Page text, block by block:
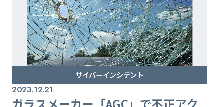
サイバーインシデント
2023.12.21
ガラスメーカー「AGC」で不正アク